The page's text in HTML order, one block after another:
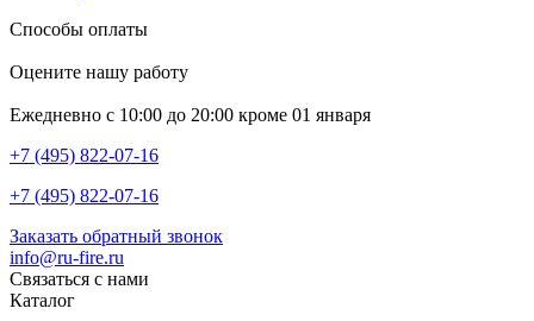
Способы оплаты
Оцените нашу работу
Ежедневно с 10:00 до 20:00 кроме 01 января
+7 (495) 822-07-16
+7 (495) 822-07-16
Заказать обратный звонок
info@ru-fire.ru
Связаться с нами
Каталог